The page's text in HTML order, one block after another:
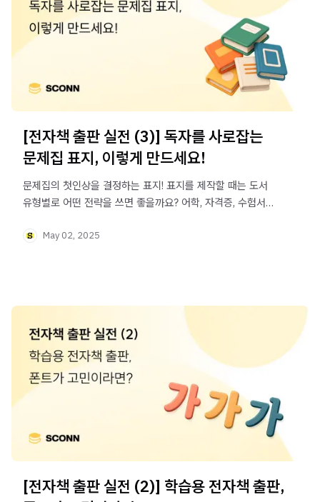
[전자책 출판 실전 (3)] 독자를 사로잡는
문제집 표지, 이렇게 만드세요!
문제집의 첫인상을 결정하는 표지! 표지를 제작할 때는 도서
유형별로 어떤 전략을 쓰면 좋을까요? 어학, 자격증, 수험서
May 02, 2025
[전자책 출판 실전 (2)] 학습용 전자책 출판,